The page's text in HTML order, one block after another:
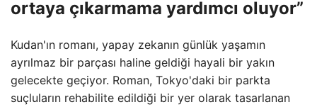
ortaya çıkarmama yardımcı oluyor”
Kudan'ın romanı, yapay zekanın günlük yaşamın
ayrılmaz bir parçası haline geldiği hayali bir yakın
gelecekte geçiyor. Roman, Tokyo'daki bir parkta
suçluların rehabilite edildiği bir yer olarak tasarlanan